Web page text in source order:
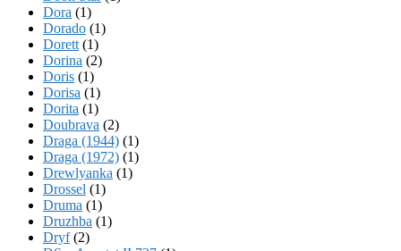
Dora (1)
Dorado (1)
Dorett (1)
Dorina (2)
Doris (1)
Dorisa (1)
Dorita (1)
Doubrava (2)
Draga (1944) (1)
Draga (1972) (1)
Drewlyanka (1)
Drossel (1)
Druma (1)
Druzhba (1)
Dryf(2)